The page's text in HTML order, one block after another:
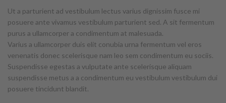
Ut a parturient ad vestibulum lectus varius dignissim fusce mi
posuere ante vivamus vestibulum parturient sed. A sit fermentum
purus a ullamcorper a condimentum at malesuada.
Varius a ullamcorper duis elit conubia urna fermentum vel eros
venenatis donec scelerisque nam leo sem condimentum eu sociis.
Suspendisse egestas a vulputate ante scelerisque aliquam
suspendisse metus a a condimentum eu vestibulum vestibulum dui
posuere tincidunt blandit.